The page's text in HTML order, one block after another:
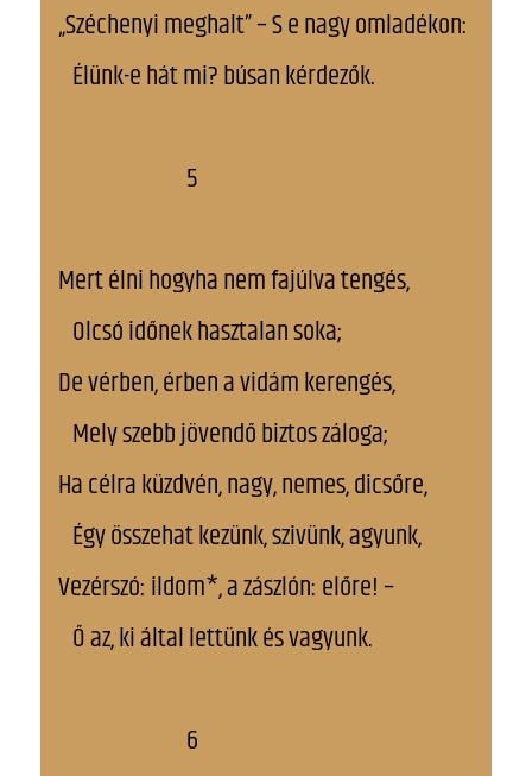
„Széchenyi meghalt” – S e nagy omladékon:
Élünk-e hát mi? búsan kérdezők.
5
Mert élni hogyha nem fajúlva tengés,
Olcsó időnek hasztalan soka;
De vérben, érben a vidám kerengés,
Mely szebb jövendő biztos záloga;
Ha célra küzdvén, nagy, nemes, dicsőre,
Így összehat kezünk, szivünk, agyunk,
Vezérszó: ildom*, a zászlón: előre! –
Ő az, ki által lettünk és vagyunk.
6